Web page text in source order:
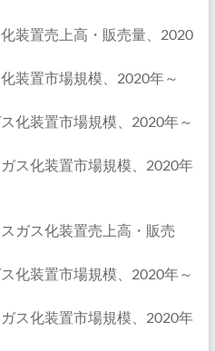
置売上高・販売量、2020
置市場規模、2020年～
装置市場規模、2020年～
化装置市場規模、2020年
ス化装置売上高・販売
装置市場規模、2020年～
化装置市場規模、2020年